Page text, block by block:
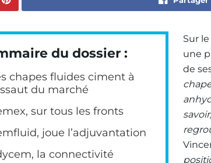
du dossier :
chapes fluides ciment à
du marché
sur tous les fronts
joue l’adjuvantation
la connectivité
Sur
une
de